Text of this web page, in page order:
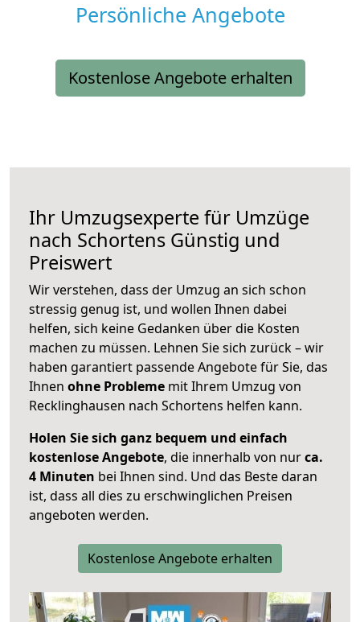
Persönliche Angebote
Kostenlose Angebote erhalten
Ihr Umzugsexperte für Umzüge
nach Schortens Günstig und
Preiswert
Wir verstehen, dass der Umzug an sich schon
stressig genug ist, und wollen Ihnen dabei
helfen, sich keine Gedanken über die Kosten
machen zu müssen. Lehnen Sie sich zurück – wir
haben garantiert passende Angebote für Sie, das
Ihnen ohne Probleme mit Ihrem Umzug von
Recklinghausen nach Schortens helfen kann.
Holen Sie sich ganz bequem und einfach
kostenlose Angebote, die innerhalb von nurca.
4 Minuten bei Ihnen sind. Und das Beste daran
ist, dass all dies zu erschwinglichen Preisen
angeboten werden.
Kostenlose Angebote erhalten